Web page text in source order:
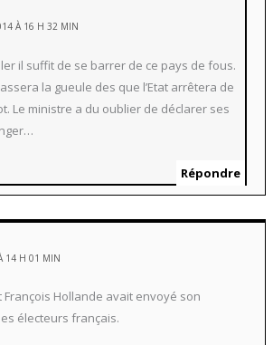
À 16 H 32 MIN
il suffit de se barrer de ce pays de fous.
la gueule des que l’Etat arrêtera de
Le ministre a du oublier de déclarer ses
Répondre
14 H 01 MIN
François Hollande avait envoyé son
électeurs français.